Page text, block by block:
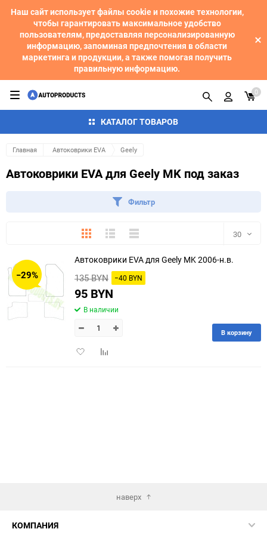
Наш сайт использует файлы cookie и похожие технологии,
чтобы гарантировать максимальное удобство
пользователям, предоставляя персонализированную
информацию, запоминая предпочтения в области
маркетинга и продукции, а также помогая получить
правильную информацию.
КАТАЛОГ ТОВАРОВ
0
Главная Автоковрики EVA Geely
Автоковрики EVA для Geely MK под заказ
Фильтр
ПлиткаПодробноКомпактно 30
30
150
−29%
Автоковрики EVA для Geely MK 2006-н.в.
135 BYN −40 BYN
95 BYN
В наличии
ДобавитьДобавить
В корзину
наверх
КОМПАНИЯ